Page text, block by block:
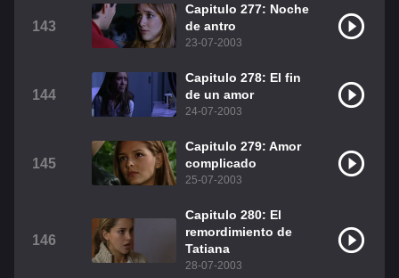
143
Capitulo 277: Noche
de antro
23-07-2003
144
Capitulo 278: El fin
de un amor
24-07-2003
145
Capitulo 279: Amor
complicado
25-07-2003
146
Capitulo 280: El
remordimiento de
Tatiana
28-07-2003